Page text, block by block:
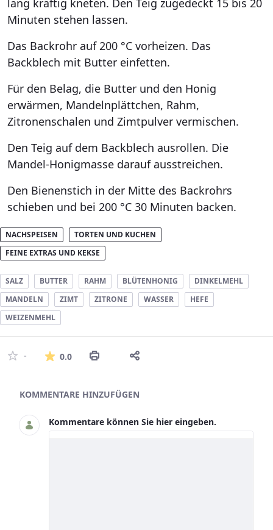
Minuten stehen lassen.
Das Backrohr auf 200 °C vorheizen. Das
Backblech mit Butter einfetten.
Für den Belag, die Butter und den Honig
erwärmen, Mandelnplättchen, Rahm,
Zitronenschalen und Zimtpulver vermischen.
Den Teig auf dem Backblech ausrollen. Die
Mandel-Honigmasse darauf ausstreichen.
Den Bienenstich in der Mitte des Backrohrs
schieben und bei 200 °C 30 Minuten backen.
NACHSPEISEN
TORTEN UND KUCHEN
FEINE EXTRAS UND KEKSE
SALZ BUTTER RAHM BLÜTENHONIG
DINKELMEHL
MANDELN
ZIMT ZITRONE WASSER
HEFE
WEIZENMEHL
- 0.0Die durchschnittliche Bewertung ist 0
Asset-Herausgeber
KOMMENTARE HINZUFÜGEN
Kommentare können Sie hier eingeben.